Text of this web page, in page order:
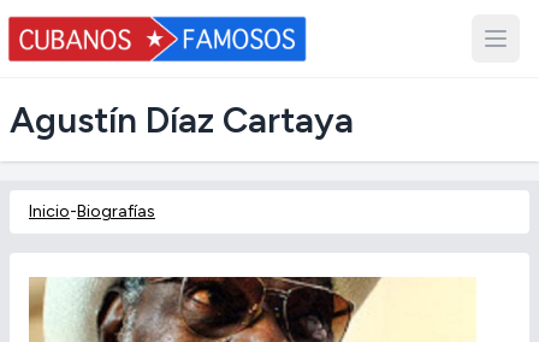
Agustín Díaz Cartaya
Inicio-Biografías